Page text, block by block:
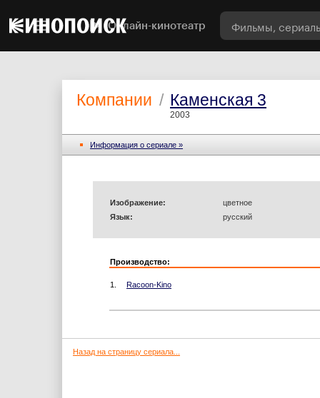
Онлайн-кинотеатр
Компании / Каменская 3
2003
Информация o сериале »
Изображение:
цветное
Язык:
русский
Производство:
1. Racoon-Kino
Назад на страницу сериала...